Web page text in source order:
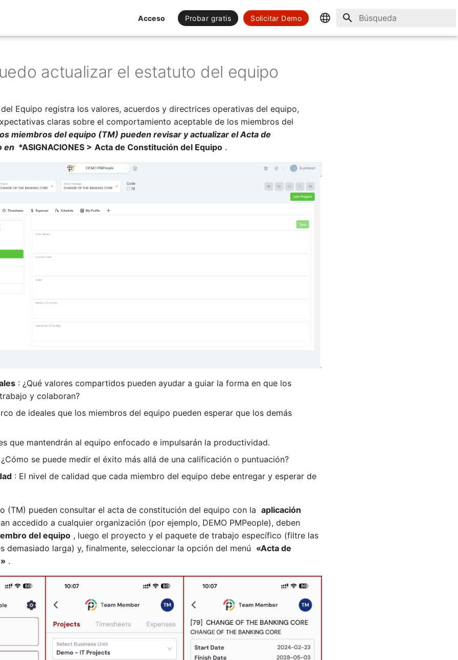
Acceso Probar gratis Solicitar Demo
Inicializando búsqueda
actualizar el estatuto del equipo
Equipo registra los valores, acuerdos y directrices operativas del equipo,
claras sobre el comportamiento aceptable de los miembros del
miembros del equipo (TM) pueden revisar y actualizar el Acta de
en *ASIGNACIONES > Acta de Constitución del Equipo .
: ¿Qué valores compartidos pueden ayudar a guiar la forma en que los
y colaboran?
de ideales que los miembros del equipo pueden esperar que los demás
que mantendrán al equipo enfocado e impulsarán la productividad.
¿Cómo se puede medir el éxito más allá de una calificación o puntuación?
: El nivel de calidad que cada miembro del equipo debe entregar y esperar de
(TM) pueden consultar el acta de constitución del equipo con la aplicación
accedido a cualquier organización (por ejemplo, DEMO PMPeople), deben
del equipo , luego el proyecto y el paquete de trabajo específico (filtre las
demasiado larga) y, finalmente, seleccionar la opción del menú «Acta de
.